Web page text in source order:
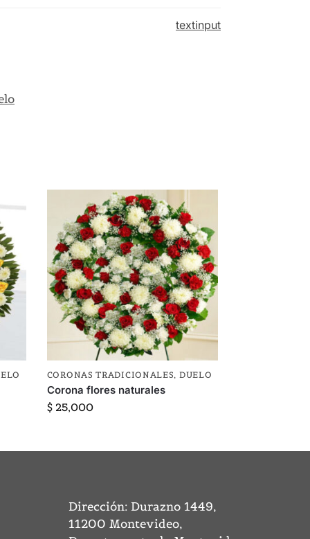
textinput
CORONAS TRADICIONALES, DUELO
Corona flores naturales
$25,000
Dirección: Durazno 1449,
11200 Montevideo,